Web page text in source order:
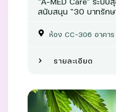
สนับสนุน “30 บาทรักษ
ห้อง CC-306 อาคาร
รายละเอียด